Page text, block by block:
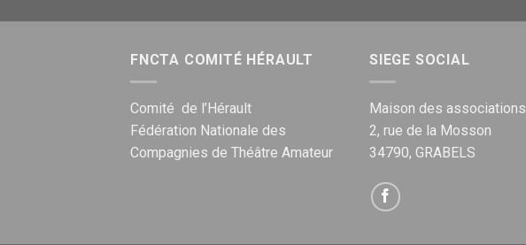
FNCTA COMITÉ HÉRAULT
Comité de l’Hérault
Fédération Nationale des
Compagnies de Théâtre Amateur
SIEGE SOCIAL
Maison des associations
2, rue de la Mosson
34790, GRABELS